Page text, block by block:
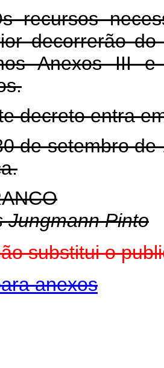
recursos
decorrerão
Anexos III
decreto entra
de setembro de
Jungmann Pinto
substitui o
anexos